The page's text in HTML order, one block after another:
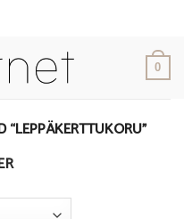
0
“LEPPÄKERTTUKORU”